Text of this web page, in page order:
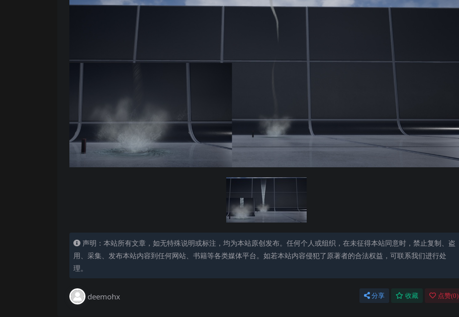
声明：本站所有文章，如无特殊说明或标注，均为本站原创发布。任何个人或组织，在未征得本站同意时，禁止复制、盗
用、采集、发布本站内容到任何网站、书籍等各类媒体平台。如若本站内容侵犯了原著者的合法权益，可联系我们进行处
理。
deemohx 分享 收藏 点赞(0)